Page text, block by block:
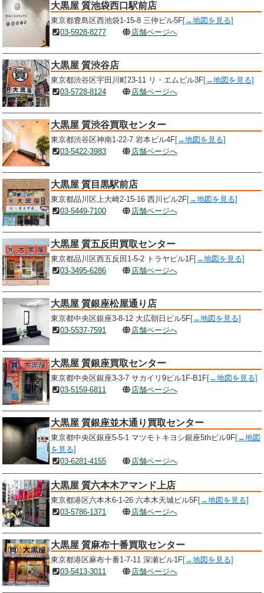
大黒屋 質池袋西口駅前店
東京都豊島区西池袋1-15-8 三仲ビル5F[→地図を見る]
03-5928-8277
店舗ページへ
大黒屋 質渋谷店
東京都渋谷区宇田川町23-11 リ・エムビル3F[→地図を見る]
03-5728-8124
店舗ページへ
大黒屋 質渋谷買取センター
東京都渋谷区神南1-22-7 岩本ビル4F[→地図を見る]
03-5422-3983
店舗ページへ
大黒屋 質目黒駅前店
東京都品川区上大崎2-15-16 西川ビル2F[→地図を見る]
03-5449-7100
店舗ページへ
大黒屋 質五反田買取センター
東京都品川区西五反田1-5-2 トラヤビル1F[→地図を見る]
03-3495-6286
店舗ページへ
大黒屋 質銀座松屋通り店
東京都中央区銀座3-8-12 大広朝日ビル5F[→地図を見る]
03-5537-7591
店舗ページへ
大黒屋 質銀座買取センター
東京都中央区銀座3-3-7 サカイリ9ビル1F-B1F[→地図を見る]
03-5159-6811
店舗ページへ
大黒屋 質銀座並木通り買取センター
東京都中央区銀座5-5-1 マツモトキヨシ銀座5thビル9F[→地図
を見る]
03-6281-4155
店舗ページへ
大黒屋 質六本木アマンド上店
東京都港区六本木6-1-26 六本木天城ビル5F[→地図を見る]
03-5786-1371
店舗ページへ
大黒屋 質麻布十番買取センター
東京都港区麻布十番1-7-11 深瀬ビル1F[→地図を見る]
03-5413-3011
店舗ページへ